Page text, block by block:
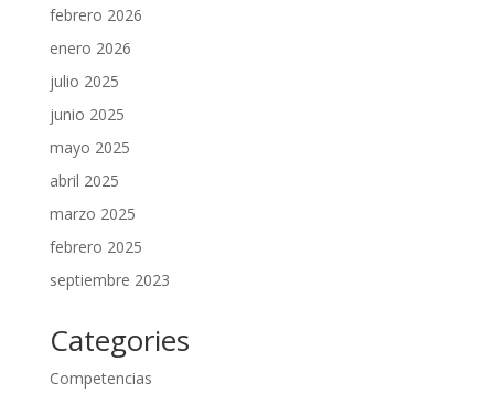
febrero 2026
enero 2026
julio 2025
junio 2025
mayo 2025
abril 2025
marzo 2025
febrero 2025
septiembre 2023
Categories
Competencias